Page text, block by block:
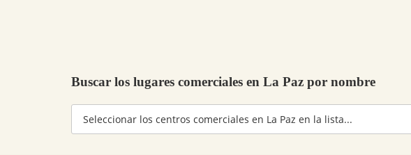
Buscar los lugares comerciales en La Paz por nombre